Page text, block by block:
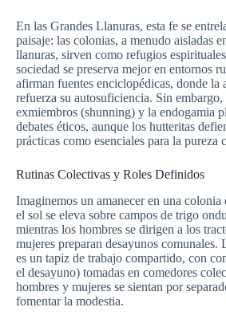
En las Grandes Llanuras, esta fe se
paisaje: las colonias, a menudo aisladas
llanuras, sirven como refugios
sociedad se preserva mejor en entornos
afirman fuentes enciclopédicas, donde la
refuerza su autosuficiencia. Sin
exmiembros (shunning) y la endogamia
debates éticos, aunque los hutteritas
prácticas como esenciales para la pureza
Rutinas Colectivas y Roles Definidos
Imaginemos un amanecer en una colonia
el sol se eleva sobre campos de trigo
mientras los hombres se dirigen a los
mujeres preparan desayunos comunales.
es un tapiz de trabajo compartido, con
el desayuno) tomadas en comedores
hombres y mujeres se sientan por
fomentar la modestia.